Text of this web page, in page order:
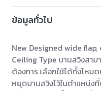
ข้อมูลทั่วไป
New Designed wide
Ceiling Type บานสวิงสาม
ต้องการ เลือกใช้ได้ทั้งโห
หยุดบานสวิงไว้ในตำแหน่ง